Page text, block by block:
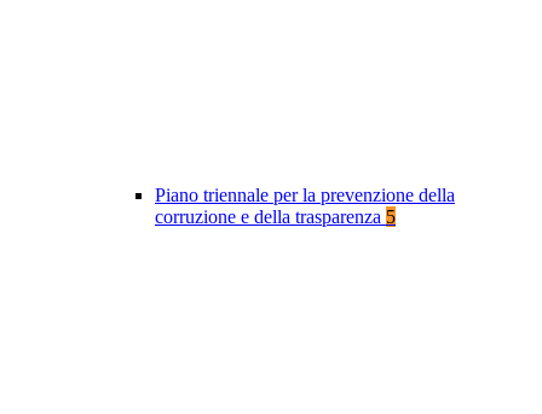
Piano triennale per la prevenzione della
corruzione e della trasparenza 5